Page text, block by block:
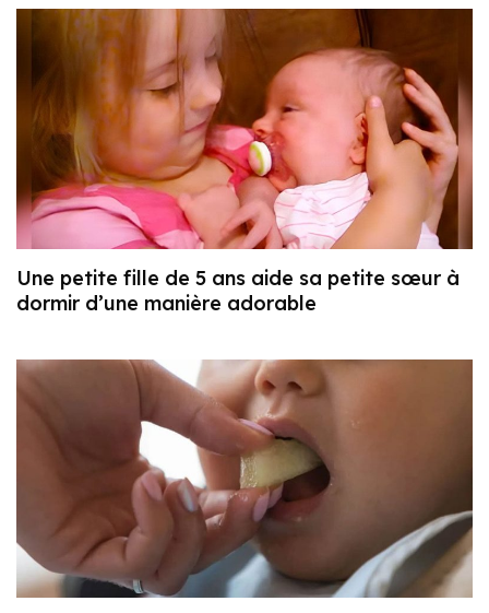
Une petite fille de 5 ans aide sa petite sœur à
dormir d’une manière adorable